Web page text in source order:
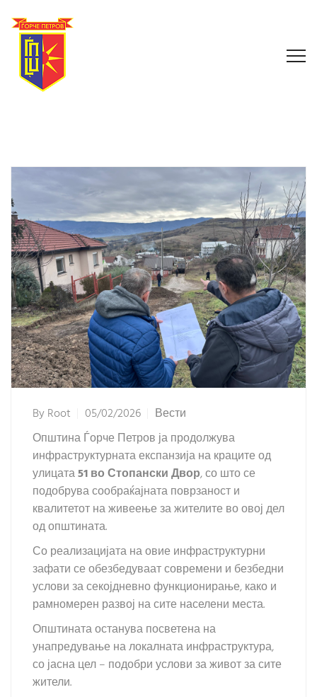
ByRoot 05/02/2026
Вести
Општина Ѓорче Петров ја продолжува
инфраструктурната експанзија на краците од
улицата51 во Стопански Двор, со што се
подобрува сообраќајната поврзаност и
квалитетот на живеење за жителите во овој дел
од општината.
Со реализацијата на овие инфраструктурни
зафати се обезбедуваат современи и безбедни
услови за секојдневно функционирање, како и
рамномерен развој на сите населени места.
Општината останува посветена на
унапредување на локалната инфраструктура,
со јасна цел – подобри услови за живот за сите
жители.